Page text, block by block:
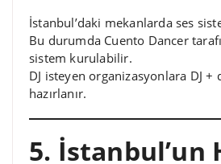
İstanbul’daki mekanlarda ses
Bu durumda Cuento Dancer
sistem kurulabilir.
DJ isteyen organizasyonlara DJ +
hazırlanır.
5. İstanbul’un